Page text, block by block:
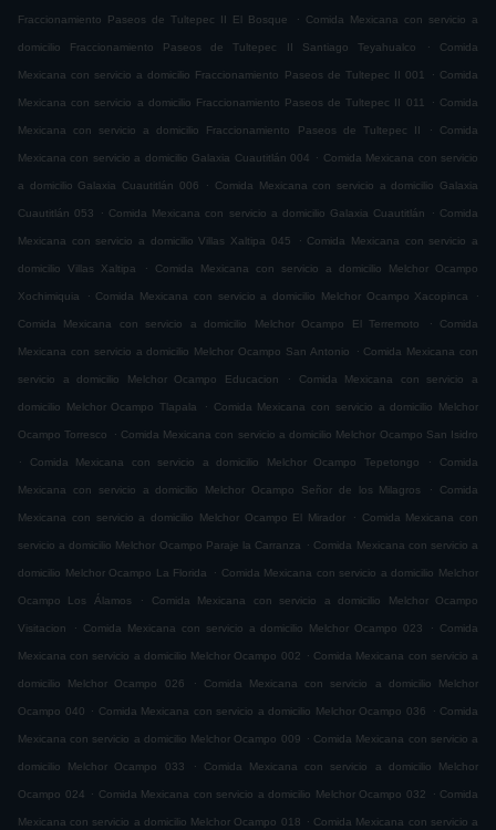
Fraccionamiento Paseos de Tultepec II El Bosque . Comida Mexicana con servicio a
domicilio Fraccionamiento Paseos de Tultepec II Santiago Teyahualco . Comida
Mexicana con servicio a domicilio Fraccionamiento Paseos de Tultepec II 001 . Comida
Mexicana con servicio a domicilio Fraccionamiento Paseos de Tultepec II 011 . Comida
Mexicana con servicio a domicilio Fraccionamiento Paseos de Tultepec II . Comida
Mexicana con servicio a domicilio Galaxia Cuautitlán 004 . Comida Mexicana con servicio
a domicilio Galaxia Cuautitlán 006 . Comida Mexicana con servicio a domicilio Galaxia
Cuautitlán 053 . Comida Mexicana con servicio a domicilio Galaxia Cuautitlán . Comida
Mexicana con servicio a domicilio Villas Xaltipa 045 . Comida Mexicana con servicio a
domicilio Villas Xaltipa . Comida Mexicana con servicio a domicilio Melchor Ocampo
Xochimiquia . Comida Mexicana con servicio a domicilio Melchor Ocampo Xacopinca .
Comida Mexicana con servicio a domicilio Melchor Ocampo El Terremoto . Comida
Mexicana con servicio a domicilio Melchor Ocampo San Antonio . Comida Mexicana con
servicio a domicilio Melchor Ocampo Educacion . Comida Mexicana con servicio a
domicilio Melchor Ocampo Tlapala . Comida Mexicana con servicio a domicilio Melchor
Ocampo Torresco . Comida Mexicana con servicio a domicilio Melchor Ocampo San Isidro
.
Comida Mexicana con servicio a domicilio Melchor Ocampo Tepetongo . Comida
Mexicana con servicio a domicilio Melchor Ocampo Señor de los Milagros . Comida
Mexicana con servicio a domicilio Melchor Ocampo El Mirador . Comida Mexicana con
servicio a domicilio Melchor Ocampo Paraje la Carranza . Comida Mexicana con servicio a
domicilio Melchor Ocampo La Florida . Comida Mexicana con servicio a domicilio Melchor
Ocampo Los Álamos . Comida Mexicana con servicio a domicilio Melchor Ocampo
Visitacion . Comida Mexicana con servicio a domicilio Melchor Ocampo 023 . Comida
Mexicana con servicio a domicilio Melchor Ocampo 002 . Comida Mexicana con servicio a
domicilio Melchor Ocampo 026 . Comida Mexicana con servicio a domicilio Melchor
Ocampo 040 . Comida Mexicana con servicio a domicilio Melchor Ocampo 036 . Comida
Mexicana con servicio a domicilio Melchor Ocampo 009 . Comida Mexicana con servicio a
domicilio Melchor Ocampo 033 . Comida Mexicana con servicio a domicilio Melchor
Ocampo 024 . Comida Mexicana con servicio a domicilio Melchor Ocampo 032 . Comida
Mexicana con servicio a domicilio Melchor Ocampo 018 . Comida Mexicana con servicio a